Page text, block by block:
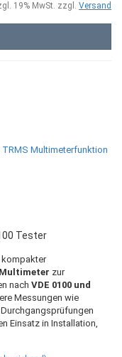
19% MwSt. zzgl. Versand
Tester
kompakter
zur
nach VDE 0100 und
Messungen wie
Einsatz in Installation,